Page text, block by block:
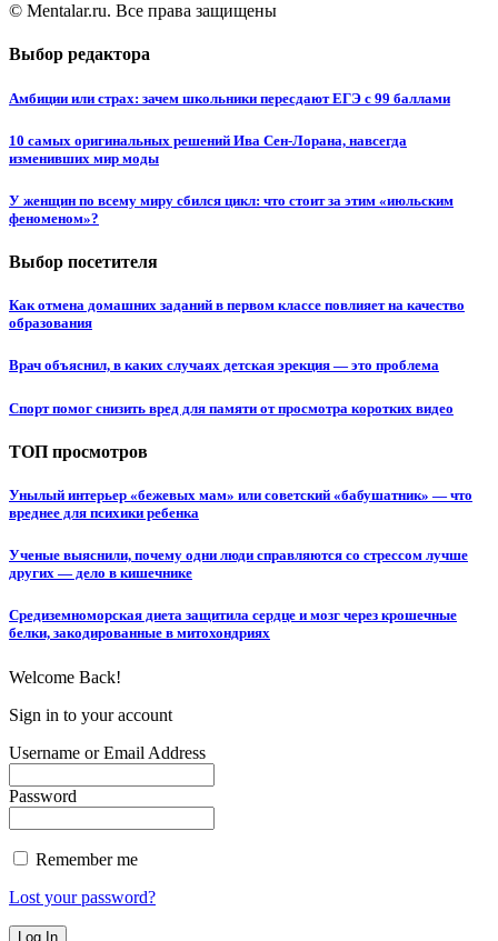
© Mentalar.ru. Все права защищены
Выбор редактора
Амбиции или страх: зачем школьники пересдают ЕГЭ с 99 баллами
10 самых оригинальных решений Ива Сен-Лорана, навсегда
изменивших мир моды
У женщин по всему миру сбился цикл: что стоит за этим «июльским
феноменом»?
Выбор посетителя
Как отмена домашних заданий в первом классе повлияет на качество
образования
Врач объяснил, в каких случаях детская эрекция — это проблема
Спорт помог снизить вред для памяти от просмотра коротких видео
ТОП просмотров
Унылый интерьер «бежевых мам» или советский «бабушатник» — что
вреднее для психики ребенка
Ученые выяснили, почему одни люди справляются со стрессом лучше
других — дело в кишечнике
Средиземноморская диета защитила сердце и мозг через крошечные
белки, закодированные в митохондриях
Welcome Back!
Sign in to your account
Username or Email Address
Password
Remember me
Lost your password?